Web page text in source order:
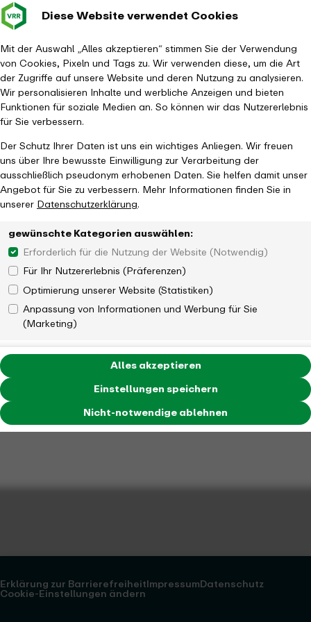
Diese Website verwendet Cookies
Mit der Auswahl „Alles akzeptieren“ stimmen Sie der Verwendung
von Cookies, Pixeln und Tags zu. Wir verwenden diese, um die Art
der Zugriffe auf unsere Website und deren Nutzung zu analysieren.
Wir personalisieren Inhalte und werbliche Anzeigen und bieten
Funktionen für soziale Medien an. So können wir das Nutzererlebnis
für Sie verbessern.
Der Schutz Ihrer Daten ist uns ein wichtiges Anliegen. Wir freuen
uns über Ihre bewusste Einwilligung zur Verarbeitung der
ausschließlich pseudonym erhobenen Daten. Sie helfen damit unser
Angebot für Sie zu verbessern. Mehr Informationen finden Sie in
unsererDatenschutzerklärung.
gewünschte Kategorien auswählen:
Erforderlich für die Nutzung der Website (Notwendig)
Für Ihr Nutzererlebnis (Präferenzen)
Optimierung unserer Website (Statistiken)
Anpassung von Informationen und Werbung für Sie
(Marketing)
Einstellungen speichern
Nicht-notwendige ablehnen
Alles akzeptieren
Verkehrsverbund Baustellen im
Leichte
Fahrplanauskunft
Erklärung zur BarrierefreiheitImpressumDatenschutz
Cookie-Einstellungen ändern